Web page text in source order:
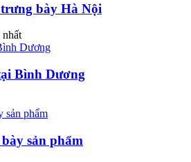
bày Hà Nội
nhất
Bình Dương
sản phẩm